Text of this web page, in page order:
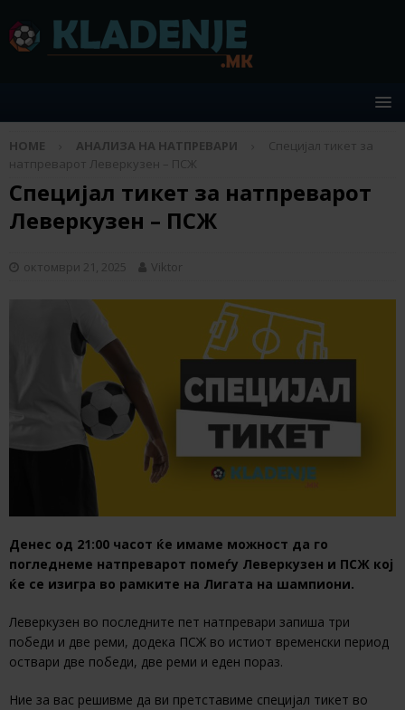
HOME АНАЛИЗА НА НАТПРЕВАРИ
Специјал тикет за
натпреварот Леверкузен – ПСЖ
Специјал тикет за натпреварот
Леверкузен – ПСЖ
октомври 21, 2025 Viktor
Денес од 21:00 часот ќе имаме можност да го
погледнеме натпреварот помеѓу Леверкузен и ПСЖ кој
ќе се изигра во рамките на Лигата на шампиони.
Леверкузен во последните пет натпревари запиша три
победи и две реми, додека ПСЖ во истиот временски период
оствари две победи, две реми и еден пораз.
Ние за вас решивме да ви претставиме специјал тикет во